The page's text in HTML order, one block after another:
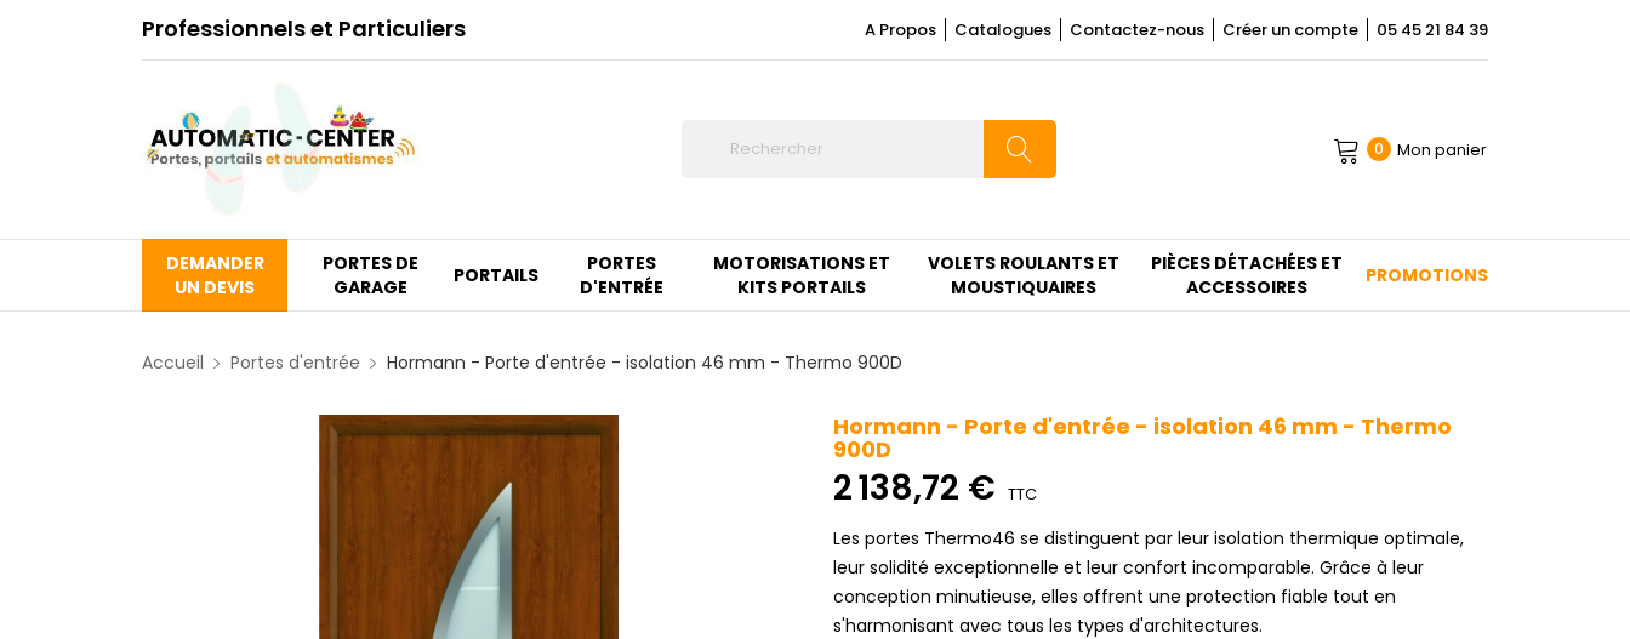
Professionnels et Particuliers A Propos Catalogues Contactez-nous Créer un compte 05 45 21 84 39
0 Mon panier
DEMANDER
UN DEVIS
PORTES DE
GARAGE
PORTAILS
PORTES
D'ENTRÉE
MOTORISATIONS ET
KITS PORTAILS
VOLETS ROULANTS ET
MOUSTIQUAIRES
PIÈCES DÉTACHÉES ET
ACCESSOIRES
PROMOTIONS
Accueil Portes d'entrée Hormann - Porte d'entrée - isolation 46 mm - Thermo 900D
Hormann - Porte d'entrée - isolation 46 mm - Thermo
900D
2 138,72 € TTC
Les portes Thermo46 se distinguent par leur isolation thermique optimale,
leur solidité exceptionnelle et leur confort incomparable. Grâce à leur
conception minutieuse, elles offrent une protection fiable tout en
s'harmonisant avec tous les types d'architectures.